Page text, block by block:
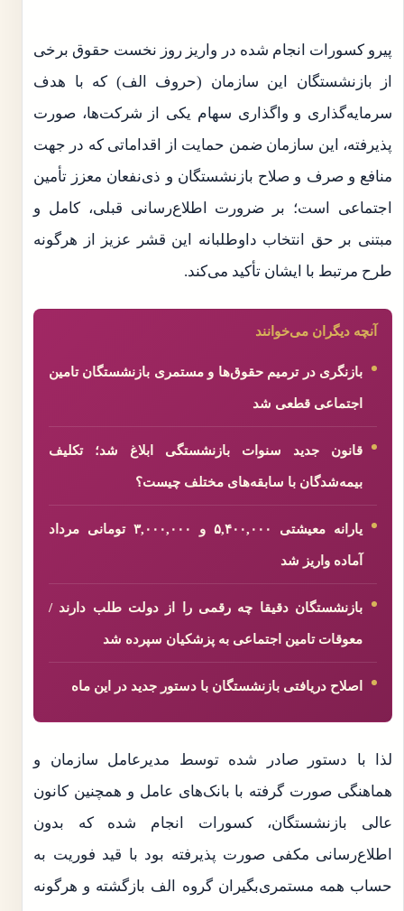
پیرو کسورات انجام شده در واریز روز نخست حقوق برخی
از بازنشستگان این سازمان (حروف الف) که با هدف
سرمایه‌گذاری و واگذاری سهام یکی از شرکت‌ها، صورت
پذیرفته، این سازمان ضمن حمایت از اقداماتی که در جهت
منافع و صرف و صلاح بازنشستگان و ذی‌نفعان معزز تأمین
اجتماعی است؛ بر ضرورت اطلاع‌رسانی قبلی، کامل و
مبتنی بر حق انتخاب داوطلبانه این قشر عزیز از هرگونه
طرح مرتبط با ایشان تأکید می‌کند.
آنچه دیگران می‌خوانند
بازنگری در ترمیم حقوق‌ها و مستمری بازنشستگان تامین
اجتماعی قطعی شد
قانون جدید سنوات بازنشستگی ابلاغ شد؛ تکلیف
بیمه‌شدگان با سابقه‌های مختلف چیست؟
یارانه معیشتی ۵,۴۰۰,۰۰۰ و ۳,۰۰۰,۰۰۰ تومانی مرداد
آماده واریز شد
بازنشستگان دقیقا چه رقمی را از دولت طلب دارند /
معوقات تامین اجتماعی به پزشکیان سپرده شد
اصلاح دریافتی بازنشستگان با دستور جدید در این ماه
لذا با دستور صادر شده توسط مدیرعامل سازمان و
هماهنگی صورت گرفته با بانک‌های عامل و همچنین کانون
عالی بازنشستگان، کسورات انجام شده که بدون
اطلاع‌رسانی مکفی صورت پذیرفته بود با قید فوریت به
حساب همه مستمری‌بگیران گروه الف بازگشته و هرگونه